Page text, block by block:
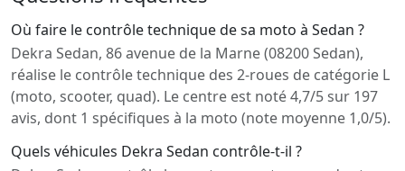
Où faire le contrôle technique de sa moto à Sedan ?
Dekra Sedan, 86 avenue de la Marne (08200 Sedan),
réalise le contrôle technique des 2-roues de catégorie L
(moto, scooter, quad). Le centre est noté 4,7/5 sur 197
avis, dont 1 spécifiques à la moto (note moyenne 1,0/5).
Quels véhicules Dekra Sedan contrôle-t-il ?